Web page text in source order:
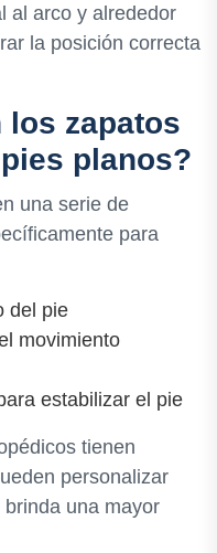
al arco y alrededor
la posición correcta
los zapatos
planos?
una serie de
para
del pie
movimiento
estabilizar el pie
tienen
personalizar
una mayor